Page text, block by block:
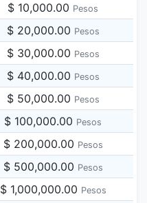
$ 10,000.00 Pesos
$ 20,000.00 Pesos
$ 30,000.00 Pesos
$ 40,000.00 Pesos
$ 50,000.00 Pesos
$ 100,000.00 Pesos
$ 200,000.00 Pesos
$ 500,000.00 Pesos
$ 1,000,000.00 Pesos